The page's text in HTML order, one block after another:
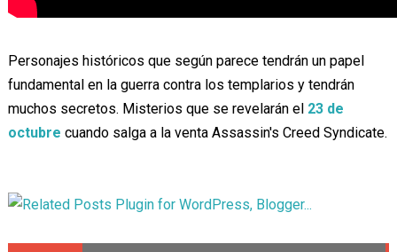
Personajes históricos que según parece tendrán un papel
fundamental en la guerra contra los templarios y tendrán
muchos secretos. Misterios que se revelarán el 23 de
octubre cuando salga a la venta Assassin's Creed Syndicate.